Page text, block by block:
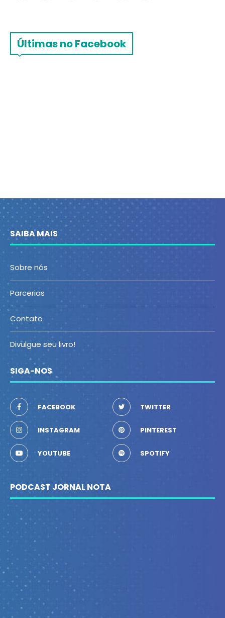
Últimas no Facebook
SAIBA MAIS
Sobre nós
Parcerias
Contato
Divulgue seu livro!
SIGA-NOS
FACEBOOK TWITTER
INSTAGRAM PINTEREST
YOUTUBE SPOTIFY
PODCAST JORNAL NOTA